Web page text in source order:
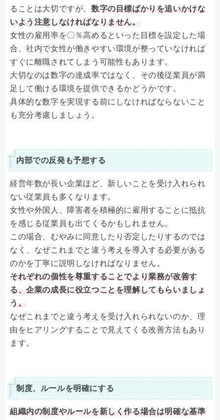
ることは大切ですが、 数字の目標ばかりを追いかけな
いよう注意しなければなりません。
女性の雇用率を〇％高めるといった目標を設定した場
合、社内で女性が働きやすい環境が整っていなければ
すぐに離職されてしまう可能性もあります。
大切なのは数字の達成率ではなく、その後従業員が満
足して働ける環境を提供できるかどうかです。
具体的な数字を実現する前にしなければならないこと
も充分考慮しましょう。
内部での反発も予想する
経営年数が長い企業ほど、新しいことを受け入れられ
ない従業員も多くなります。
女性や外国人、障害者を積極的に雇用することに抵抗
を感じる従業員も出てくるかもしれません。
この場合、むやみに同意したり否定したりするのでは
なく、なぜこれまでと違う考えを導入する必要がある
のかを丁寧に説明しなければなりません。
それぞれの個性を尊重することでより業務が改善す
る、企業の成長に役立つことを理解してもらいましょ
う。
なぜこれまでと違う考えを受け入れられないのか、理
由をヒアリングすることで見えてくる改善方法もあり
ます。
制度、ルールを明確にする
組織内の制度やルールを新しく作る場合は明確な基準